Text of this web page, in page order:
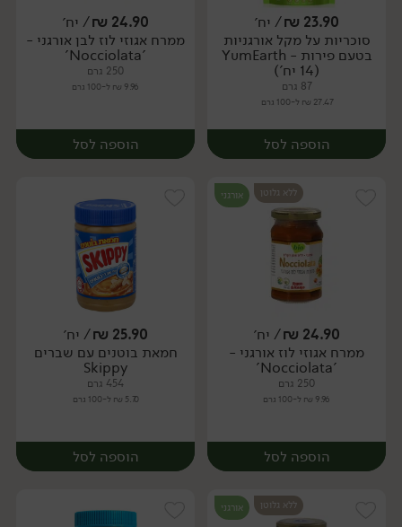
יח׳ יח׳
23.90
₪/ יח׳
סוכריות על מקל אורגניות
בטעם פירות - YumEarth
(14 יח')
87 גרם
27.47 ₪ ל-100 גרם
הוספה לסל
יח׳
24.90
₪/ יח׳
ממרח אגוזי לוז לבן אורגני -
'Nocciolata'
250 גרם
9.96 ₪ ל-100 גרם
הוספה לסל
יח׳
ללא גלוטן אורגני
24.90
₪/ יח׳
ממרח אגוזי לוז אורגני -
'Nocciolata'
250 גרם
9.96 ₪ ל-100 גרם
הוספה לסל
25.90
₪/ יח׳
חמאת בוטנים עם שברים
Skippy
454 גרם
5.70 ₪ ל-100 גרם
הוספה לסל
ללא גלוטן אורגני